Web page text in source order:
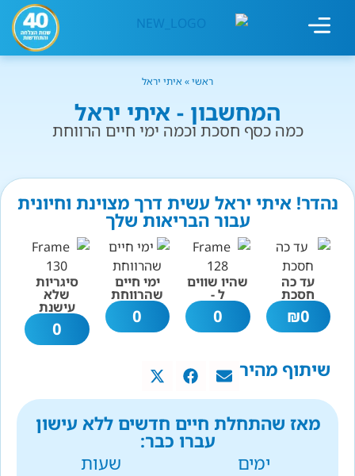
ראשי» איתי יראל
המחשבון - איתי יראל
כמה כסף חסכת וכמה ימי חיים הרווחת
נהדר! איתי יראל עשית דרך מצוינת וחיונית
עבור הבריאות שלך
עד כה
חסכת
0
₪
שהיו שווים
ל -
0
ימי חיים
שהרווחת
0
סיגריות
שלא
עישנת
0
שיתוף מהיר
מאז שהתחלת חיים חדשים ללא עישון
עברו כבר:
ימים
שעות